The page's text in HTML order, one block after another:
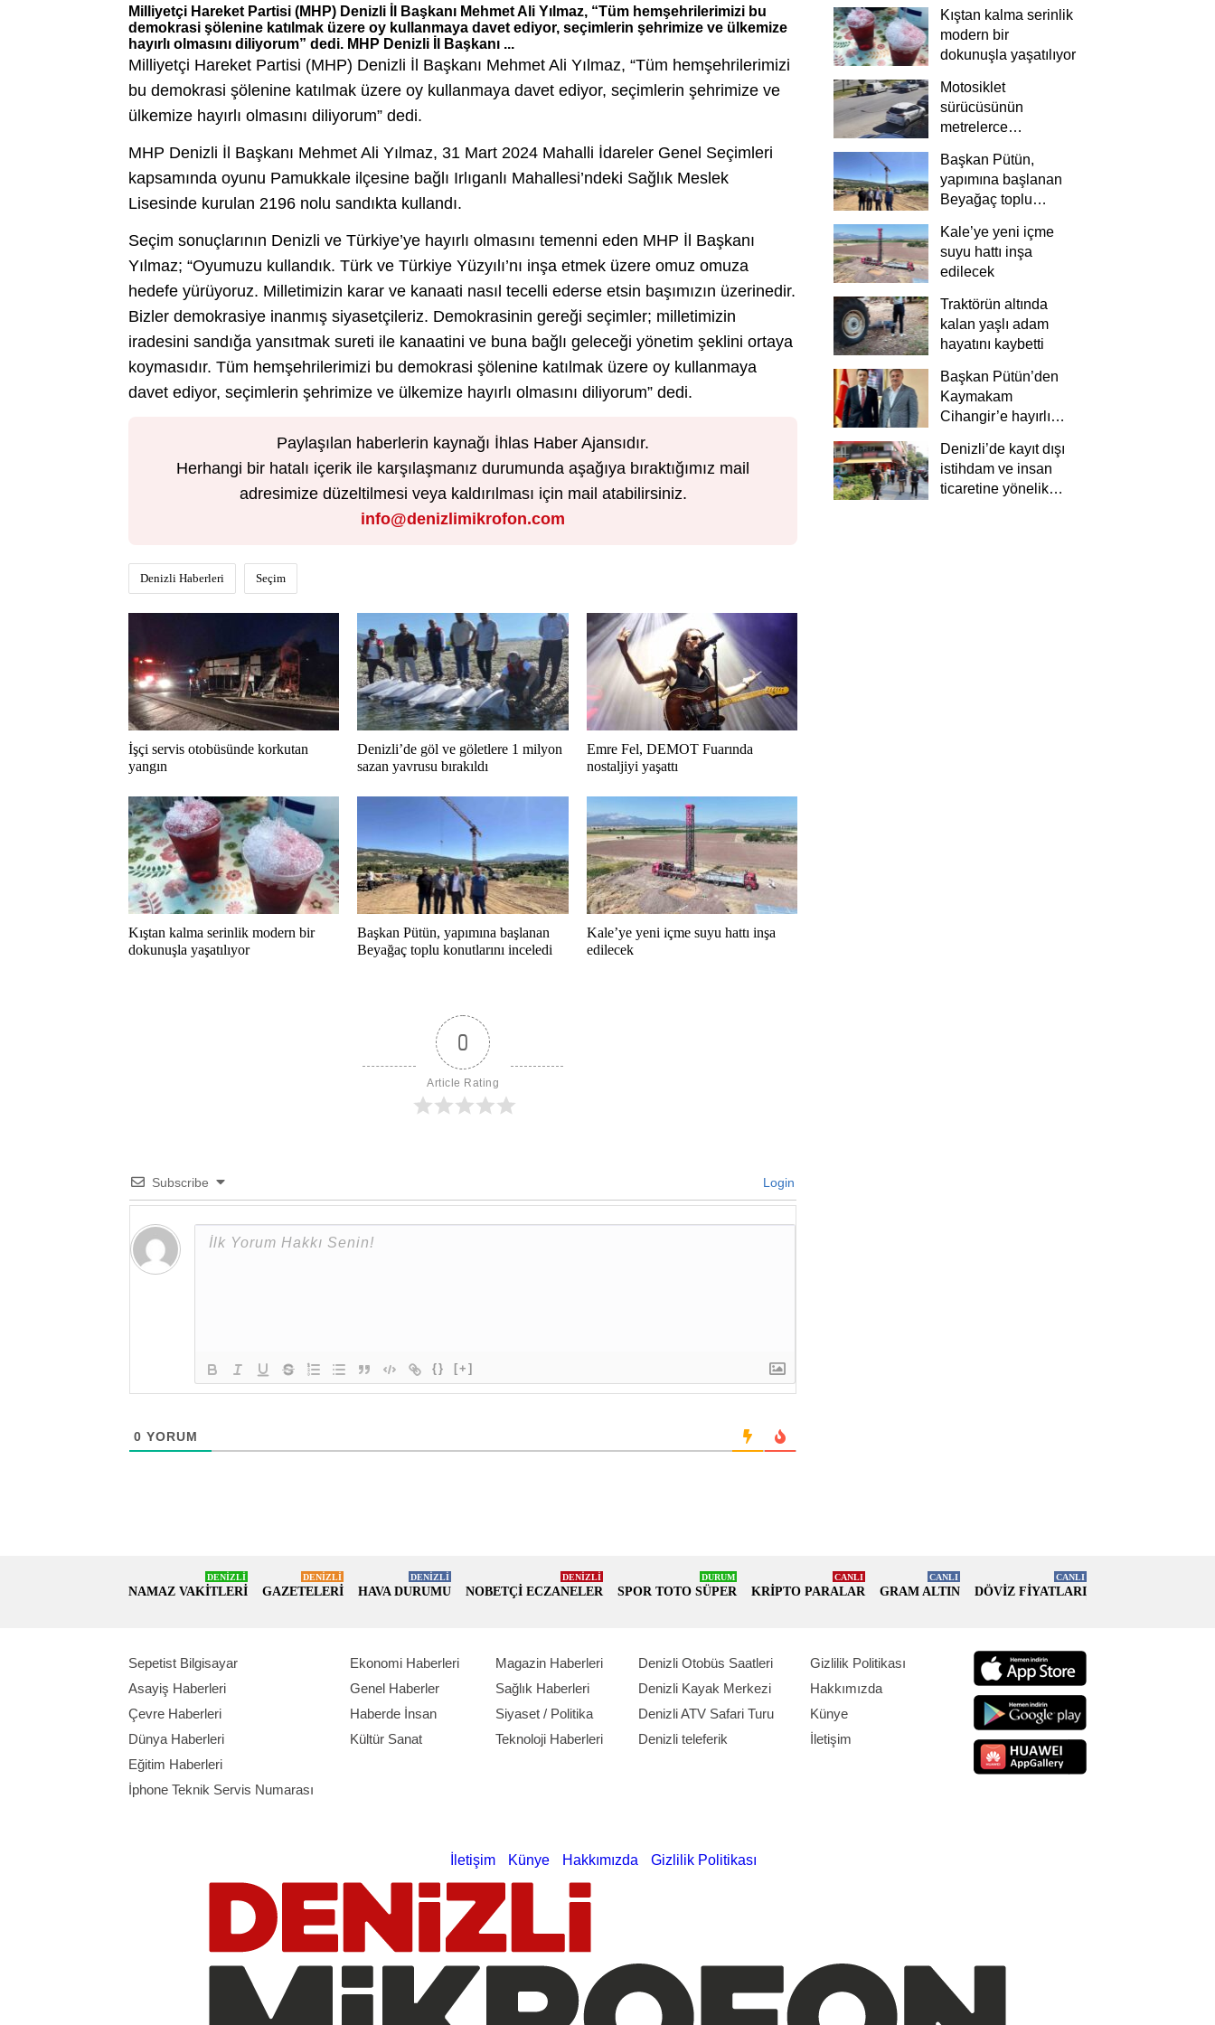
Milliyetçi Hareket Partisi (MHP) Denizli İl Başkanı Mehmet Ali Yılmaz, “Tüm hemşehrilerimizi bu
demokrasi şölenine katılmak üzere oy kullanmaya davet ediyor, seçimlerin şehrimize ve ülkemize
hayırlı olmasını diliyorum” dedi. MHP Denizli İl Başkanı ...
Milliyetçi Hareket Partisi (MHP) Denizli İl Başkanı Mehmet Ali Yılmaz, “Tüm hemşehrilerimizi
bu demokrasi şölenine katılmak üzere oy kullanmaya davet ediyor, seçimlerin şehrimize ve
ülkemize hayırlı olmasını diliyorum” dedi.
MHP Denizli İl Başkanı Mehmet Ali Yılmaz, 31 Mart 2024 Mahalli İdareler Genel Seçimleri
kapsamında oyunu Pamukkale ilçesine bağlı Irlıganlı Mahallesi’ndeki Sağlık Meslek
Lisesinde kurulan 2196 nolu sandıkta kullandı.
Seçim sonuçlarının Denizli ve Türkiye’ye hayırlı olmasını temenni eden MHP İl Başkanı
Yılmaz; “Oyumuzu kullandık. Türk ve Türkiye Yüzyılı’nı inşa etmek üzere omuz omuza
hedefe yürüyoruz. Milletimizin karar ve kanaati nasıl tecelli ederse etsin başımızın üzerinedir.
Bizler demokrasiye inanmış siyasetçileriz. Demokrasinin gereği seçimler; milletimizin
iradesini sandığa yansıtmak sureti ile kanaatini ve buna bağlı geleceği yönetim şeklini ortaya
koymasıdır. Tüm hemşehrilerimizi bu demokrasi şölenine katılmak üzere oy kullanmaya
davet ediyor, seçimlerin şehrimize ve ülkemize hayırlı olmasını diliyorum” dedi.
Paylaşılan haberlerin kaynağı İhlas Haber Ajansıdır.
Herhangi bir hatalı içerik ile karşılaşmanız durumunda aşağıya bıraktığımız mail
adresimize düzeltilmesi veya kaldırılması için mail atabilirsiniz.
info@denizlimikrofon.com
Denizli Haberleri Seçim
İşçi servis otobüsünde korkutan
yangın
Denizli’de göl ve göletlere 1 milyon
sazan yavrusu bırakıldı
Emre Fel, DEMOT Fuarında
nostaljiyi yaşattı
Kıştan kalma serinlik modern bir
dokunuşla yaşatılıyor
Başkan Pütün, yapımına başlanan
Beyağaç toplu konutlarını inceledi
Kale’ye yeni içme suyu hattı inşa
edilecek
0
Article Rating
Subscribe Login
{} [+]
0 YORUM
Kıştan kalma serinlik
modern bir
dokunuşla yaşatılıyor
Motosiklet
sürücüsünün
metrelerce
güvenlik
kamerasında
Başkan Pütün,
yapımına başlanan
Beyağaç toplu
Kale’ye yeni içme
suyu hattı inşa
edilecek
Traktörün altında
kalan yaşlı adam
hayatını kaybetti
Başkan Pütün’den
Kaymakam
Cihangir’e hayırlı
Denizli’de kayıt dışı
istihdam ve insan
ticaretine yönelik
NAMAZ VAKİTLERİ
DENİZLİ
GAZETELERİ
DENİZLİ
HAVA DURUMU
DENİZLİ
NOBETÇİ ECZANELER
DENİZLİ
SPOR TOTO SÜPER
DURUM
KRİPTO PARALAR
CANLI
GRAM ALTIN
CANLI
DÖVİZ FİYATLARI
CANLI
Sepetist Bilgisayar
Asayiş Haberleri
Çevre Haberleri
Dünya Haberleri
Eğitim Haberleri
İphone Teknik Servis Numarası
Ekonomi Haberleri
Genel Haberler
Haberde İnsan
Kültür Sanat
Magazin Haberleri
Sağlık Haberleri
Siyaset / Politika
Teknoloji Haberleri
Denizli Otobüs Saatleri
Denizli Kayak Merkezi
Denizli ATV Safari Turu
Denizli teleferik
Gizlilik Politikası
Hakkımızda
Künye
İletişim
İletişim Künye Hakkımızda Gizlilik Politikası